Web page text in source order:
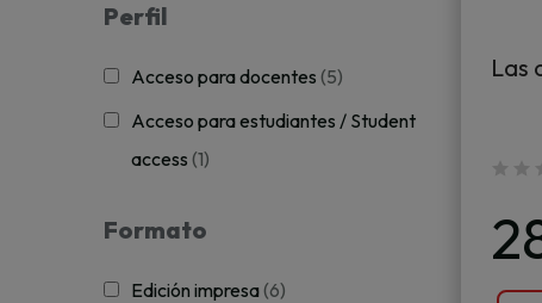
Las
Perfil
Acceso para docentes (5)
Acceso para estudiantes / Student
access (1)
Formato
Edición impresa (6)